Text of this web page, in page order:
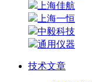
上海佳航
上海一恒
中毅科技
通用仪器
技术文章